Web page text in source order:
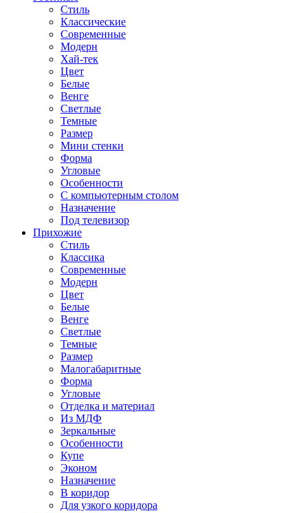
Стиль
Классические
Современные
Модерн
Хай-тек
Цвет
Белые
Венге
Светлые
Темные
Размер
Мини стенки
Форма
Угловые
Особенности
С компьютерным столом
Назначение
Под телевизор
Прихожие
Стиль
Классика
Современные
Модерн
Цвет
Белые
Венге
Светлые
Темные
Размер
Малогабаритные
Форма
Угловые
Отделка и материал
Из МДФ
Зеркальные
Особенности
Купе
Эконом
Назначение
В коридор
Для узкого коридора